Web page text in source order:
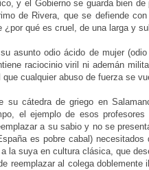
y el Gobierno se guarda bien
de Rivera, que se defiende
¿por qué es cruel, de una larga y
asunto odio ácido de mujer
raciocinio viril ni ademán
cualquier abuso de fuerza se
su cátedra de griego en
el ejemplo de esos
a su sabio y no se
es pobre cabal)
la suya en cultura clásica, que
reemplazar al colega